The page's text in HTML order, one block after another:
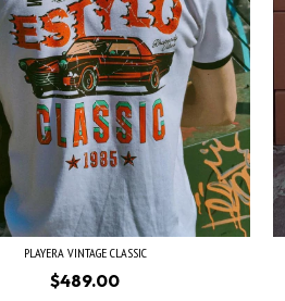
PLAYERA VINTAGE CLASSIC
$489.00